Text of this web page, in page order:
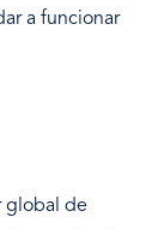
a funcionar
global de